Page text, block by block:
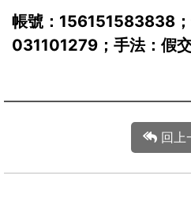
帳號：156151583838；
031101279；手法：假
回上